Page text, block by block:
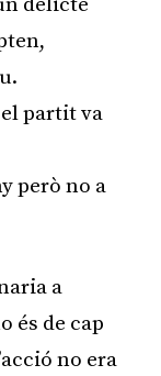
partit va
però no a
a
és de cap
no era